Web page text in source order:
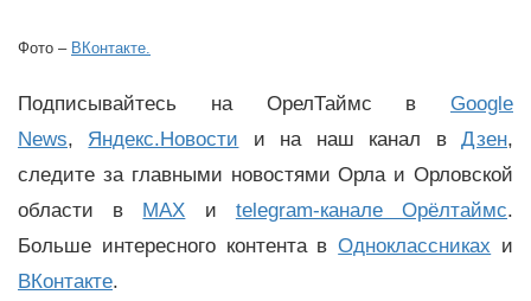
Фото – ВКонтакте.
Подписывайтесь на ОрелТаймс в Google
News, Яндекс.Новости и на наш канал вДзен,
следите за главными новостями Орла и Орловской
области в MAX и telegram-канале Орёлтаймс.
Больше интересного контента вОдноклассниках и
ВКонтакте.